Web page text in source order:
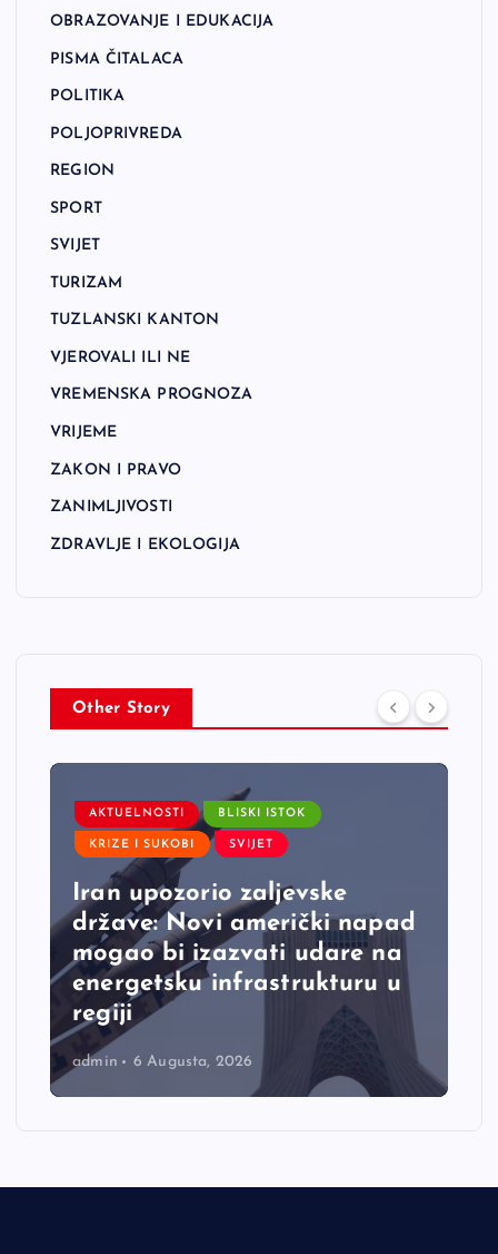
OBRAZOVANJE I EDUKACIJA
PISMA ČITALACA
POLITIKA
POLJOPRIVREDA
REGION
SPORT
SVIJET
TURIZAM
TUZLANSKI KANTON
VJEROVALI ILI NE
VREMENSKA PROGNOZA
VRIJEME
ZAKON I PRAVO
ZANIMLJIVOSTI
ZDRAVLJE I EKOLOGIJA
Other Story
AKTUELNOSTI BLISKI ISTOK
KRIZE I SUKOBI SVIJET
Iran upozorio zaljevske
države: Novi američki napad
mogao bi izazvati udare na
energetsku infrastrukturu u
regiji
admin 6 Augusta, 2026